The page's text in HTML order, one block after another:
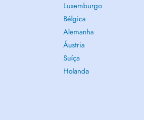
Luxemburgo
Bélgica
Alemanha
Áustria
Suíça
Holanda